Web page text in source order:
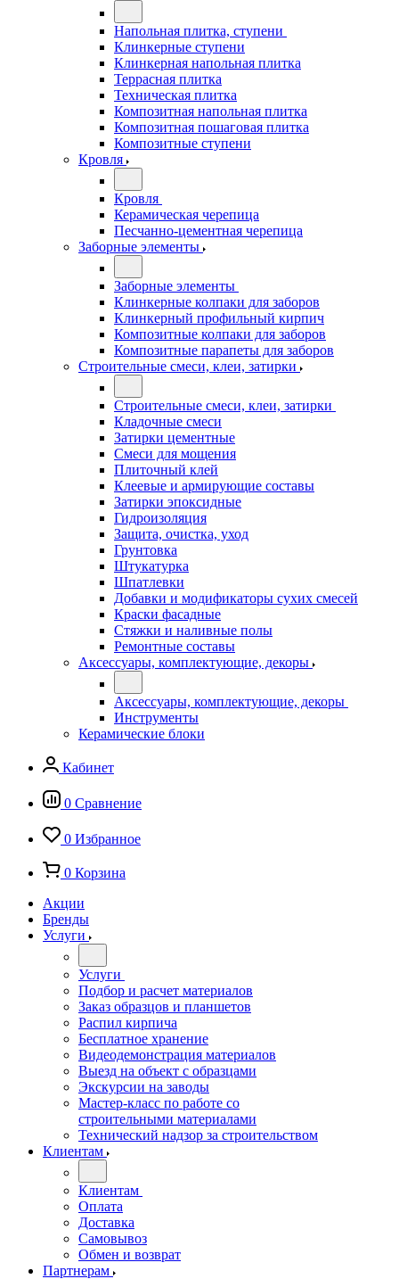
Напольная плитка, ступени
Клинкерные ступени
Клинкерная напольная плитка
Террасная плитка
Техническая плитка
Композитная напольная плитка
Композитная пошаговая плитка
Композитные ступени
Кровля
Кровля
Керамическая черепица
Песчанно-цементная черепица
Заборные элементы
Заборные элементы
Клинкерные колпаки для заборов
Клинкерный профильный кирпич
Композитные колпаки для заборов
Композитные парапеты для заборов
Строительные смеси, клеи, затирки
Строительные смеси, клеи, затирки
Кладочные смеси
Затирки цементные
Смеси для мощения
Плиточный клей
Клеевые и армирующие составы
Затирки эпоксидные
Гидроизоляция
Защита, очистка, уход
Грунтовка
Штукатурка
Шпатлевки
Добавки и модификаторы сухих смесей
Краски фасадные
Стяжки и наливные полы
Ремонтные составы
Аксессуары, комплектующие, декоры
Аксессуары, комплектующие, декоры
Инструменты
Керамические блоки
Кабинет
0 Сравнение
0 Избранное
0 Корзина
Акции
Бренды
Услуги
Услуги
Подбор и расчет материалов
Заказ образцов и планшетов
Распил кирпича
Бесплатное хранение
Видеодемонстрация материалов
Выезд на объект с образцами
Экскурсии на заводы
Мастер-класс по работе со
строительными материалами
Технический надзор за строительством
Клиентам
Клиентам
Оплата
Доставка
Самовывоз
Обмен и возврат
Партнерам